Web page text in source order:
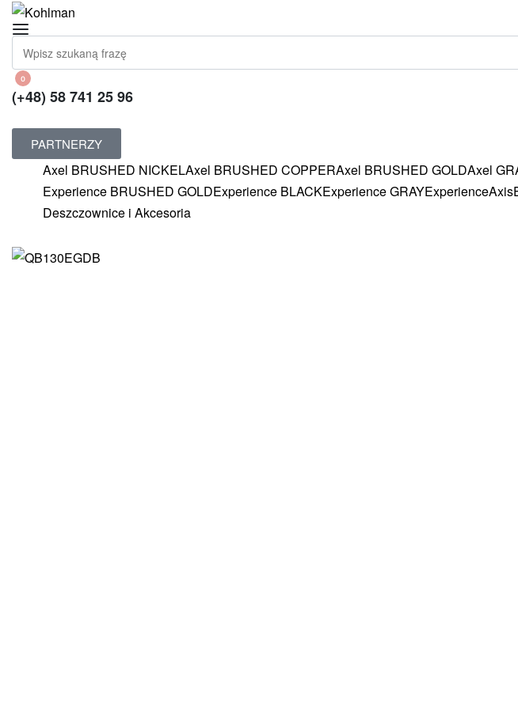
0
(+48) 58 741 25 96
PARTNERZY
Axel BRUSHED NICKELAxel BRUSHED COPPERAxel BRUSHED GOLDAxel
Experience BRUSHED GOLDExperience BLACKExperience GRAYExperienceAxis
Deszczownice i Akcesoria